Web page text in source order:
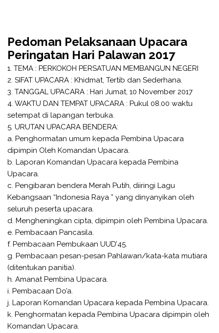
Pedoman Pelaksanaan Upacara
Peringatan Hari Palawan 2017
1. TEMA : PERKOKOH PERSATUAN MEMBANGUN NEGERI
2. SIFAT UPACARA : Khidmat, Tertib dan Sederhana.
3. TANGGAL UPACARA : Hari Jumat, 10 November 2017
4. WAKTU DAN TEMPAT UPACARA : Pukul 08.00 waktu
setempat di lapangan terbuka.
5. URUTAN UPACARA BENDERA:
a. Penghormatan umum kepada Pembina Upacara
dipimpin Oleh Komandan Upacara.
b. Laporan Komandan Upacara kepada Pembina
Upacara.
c. Pengibaran bendera Merah Putih, diiringi Lagu
Kebangsaan “Indonesia Raya ” yang dinyanyikan oleh
seluruh peserta upacara.
d. Mengheningkan cipta, dipimpin oleh Pembina Upacara.
e. Pembacaan Pancasila.
f. Pembacaan Pembukaan UUD’45.
g. Pembacaan pesan-pesan Pahlawan/kata-kata mutiara
(ditentukan panitia).
h. Amanat Pembina Upacara.
i. Pembacaan Do’a.
j. Laporan Komandan Upacara kepada Pembina Upacara.
k. Penghormatan kepada Pembina Upacara dipimpin oleh
Komandan Upacara.